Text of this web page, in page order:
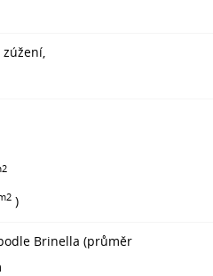
)
Brinella (průměr